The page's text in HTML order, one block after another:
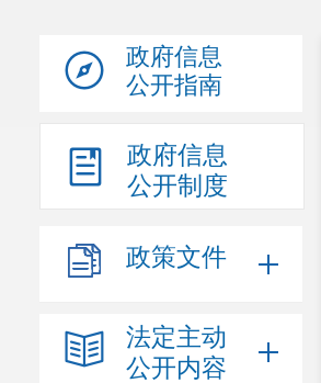
政府信息
公开指南
政府信息
公开制度
政策文件
法定主动
公开内容